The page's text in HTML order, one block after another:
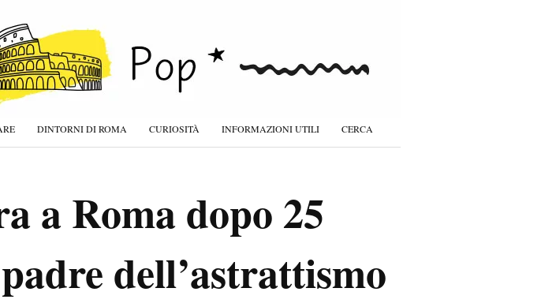
DINTORNI DI ROMA CURIOSITÀ INFORMAZIONI UTILI CERCA
a Roma dopo 25
dell’astrattismo